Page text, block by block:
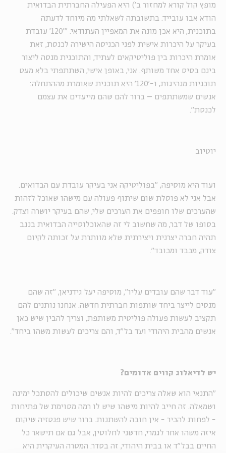
מופץ קול קורא למחזור ב') היא הפעילה החברתית הבדואית
הודא אבו עובייד. בתשובתה לשאלתי מה מיוחד לדעתה
בתוכנית, היא אכן מונה את המאפיין העתודאי. "'120' עובדת
בעיקר על היכרות אישית לפני הכניסה הישירה לכנסת, זאת
אומרת היכרות בין פוליטיקאים לעתיד, והתוכנית מנסה ליצור
בינם בסיס אחד משותף אני, באופן אישי, השתתפתי בלא מעט
תוכניות מנהיגות, ו-'120' היא תוכנית שאומרת מההתחלה:
אנשים שמשתתפים – ברור להם שהם מייעדים את עצמם
לכנסת".
יוטיוב
ועוד היא מוסיפה, "בפוליטיקה אני בעיקר עובדת עם הבדואים.
אבל אני לא פוסלת שום שיתוף פעולה עם מישהו שאוכל לזהות
שהערכים שלו חופפים את הערכים שלי, שהם בעיקר יושרה וצדק.
בסופו של דבר, מה שחשוב לי זה שהאוכלוסייה הבדואית בנגב
תהיה חברה יצרנית ויצירתית שלא מוותרת על זכותה לקיום
צודק, מכבד ומכובד".
"עוד דבר שהם עובדים עליו", מוסיפה יעל גידניאן, "זה שהם
מנסים לייצר ביחד שותפות חברתית חדשה. אנחנו נותנים להם
תקציב לעשות פעולה פוליטית משותפת, וצריך להבין שיש כאן
אנשים מהבית היהודי ועד בל"ד, והם צריכים לעשות משהו ביחד".
יש לדיאלוג קווים אדומים?
"התנאי הוא שאלה צריכים להיות אנשים שיכולים להסתכל ימינה
ושמאלה. זה חייב להיות מישהו שיש לו רמה מסוימת של פתיחות
- לפחות להכיר - אין חובה להשתנות. ברור שיש פנטזיה שיקום
איזה משהו אחר לגמרי, חדשני לחלוטין, אבל גם אם תישאר כל
החיים בבל"ד או בבית היהודי, זה בסדר. המטרה העיקרית היא